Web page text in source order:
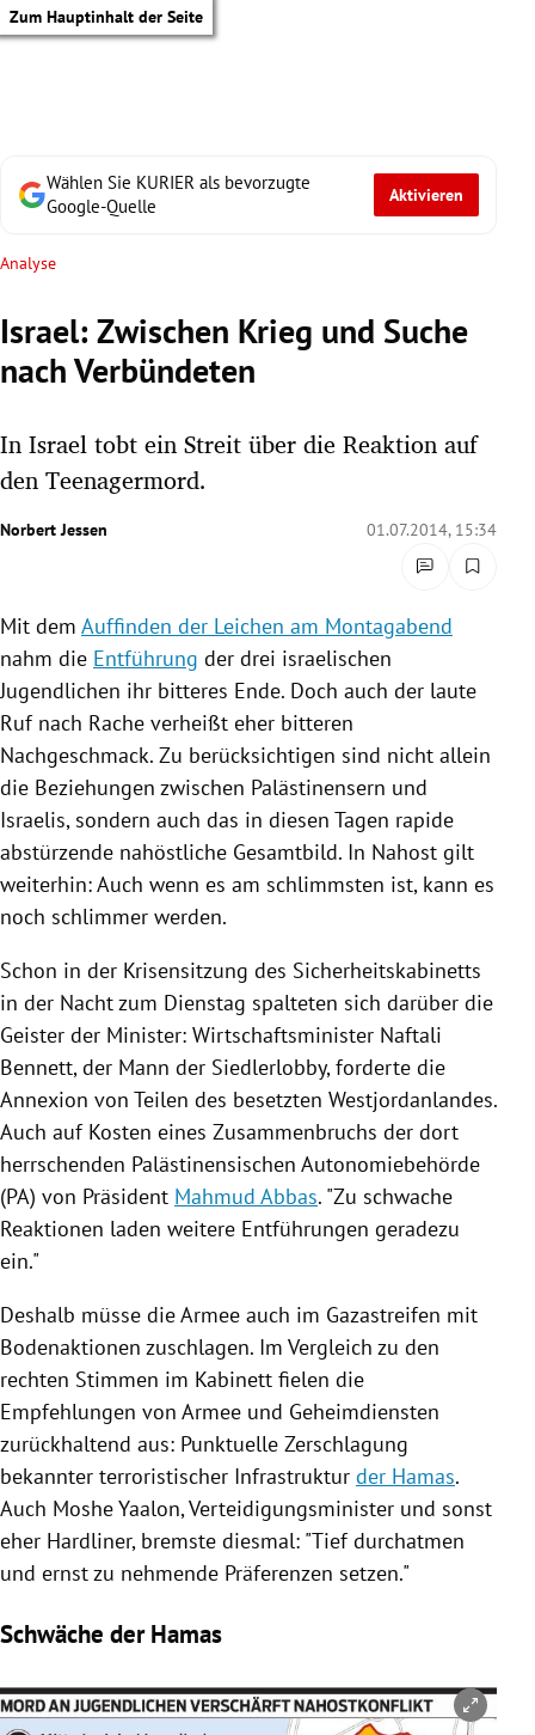
Zum Hauptinhalt der Seite
Untermenü
Untermenü
Untermenü
Untermenü
Untermenü
Untermenü
Untermenü
Wählen Sie KURIER als bevorzugte
Google-Quelle
Aktivieren
Analyse
Israel: Zwischen Krieg und Suche
nach Verbündeten
In Israel tobt ein Streit über die Reaktion auf
den Teenagermord.
Norbert Jessen 01.07.2014, 15:34
Mit dem Auffinden der Leichen am Montagabend
nahm die Entführung der drei israelischen
Jugendlichen ihr bitteres Ende. Doch auch der laute
Ruf nach Rache verheißt eher bitteren
Nachgeschmack. Zu berücksichtigen sind nicht allein
die Beziehungen zwischen Palästinensern und
Israelis, sondern auch das in diesen Tagen rapide
abstürzende nahöstliche Gesamtbild. In Nahost gilt
weiterhin: Auch wenn es am schlimmsten ist, kann es
noch schlimmer werden.
Schon in der Krisensitzung des Sicherheitskabinetts
in der Nacht zum Dienstag spalteten sich darüber die
Geister der Minister: Wirtschaftsminister Naftali
Bennett, der Mann der Siedlerlobby, forderte die
Annexion von Teilen des besetzten Westjordanlandes.
Auch auf Kosten eines Zusammenbruchs der dort
herrschenden Palästinensischen Autonomiebehörde
(PA) von Präsident Mahmud Abbas. "Zu schwache
Reaktionen laden weitere Entführungen geradezu
ein."
Deshalb müsse die Armee auch im Gazastreifen mit
Bodenaktionen zuschlagen. Im Vergleich zu den
rechten Stimmen im Kabinett fielen die
Empfehlungen von Armee und Geheimdiensten
zurückhaltend aus: Punktuelle Zerschlagung
bekannter terroristischer Infrastruktur der Hamas.
Auch Moshe Yaalon, Verteidigungsminister und sonst
eher Hardliner, bremste diesmal: "Tief durchatmen
und ernst zu nehmende Präferenzen setzen."
Schwäche der Hamas